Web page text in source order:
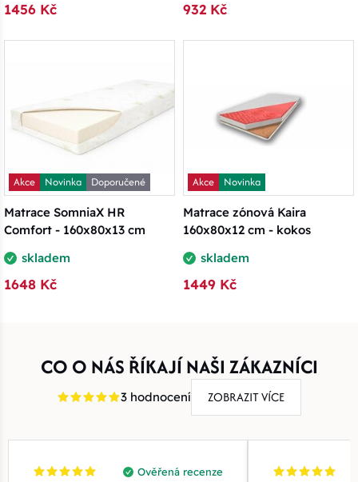
1456 Kč 932 Kč
Akce Novinka
Doporučené
Matrace SomniaX HR
Comfort - 160x80x13 cm
skladem
1648 Kč
Akce
Novinka
Matrace zónová Kaira
160x80x12 cm - kokos
skladem
1449 Kč
CO O NÁS ŘÍKAJÍ NAŠI ZÁKAZNÍCI
3 hodnocení ZOBRAZIT VÍCE
Ověřená recenze